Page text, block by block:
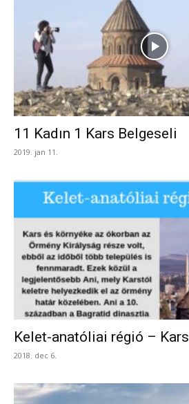
11 Kadın 1 Kars Belgeseli
2019. jan 11.
Kelet-anatóliai régió – Kars
2018. dec 6.